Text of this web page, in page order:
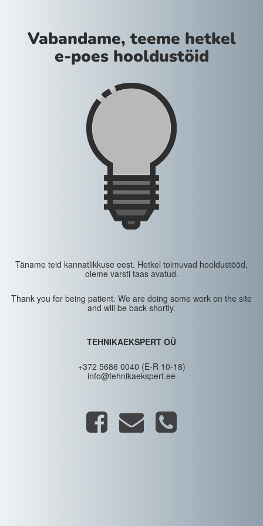
Vabandame, teeme hetkel
e-poes hooldustöid
Täname teid kannatlikkuse eest. Hetkel toimuvad hooldustööd,
oleme varsti taas avatud.
Thank you for being patient. We are doing some work on the site
and will be back shortly.
TEHNIKAEKSPERT OÜ
+372 5686 0040 (E-R 10-18)
info@tehnikaekspert.ee